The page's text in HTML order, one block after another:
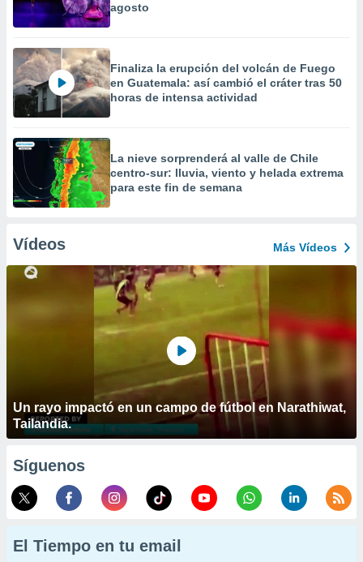
agosto
Finaliza la erupción del volcán de Fuego
en Guatemala: así cambió el cráter tras 50
horas de intensa actividad
La nieve sorprenderá al valle de Chile
centro-sur: lluvia, viento y helada extrema
para este fin de semana
Vídeos Más Vídeos
Un rayo impactó en un campo de fútbol en Narathiwat,
Tailandia.
Síguenos
El Tiempo en tu email